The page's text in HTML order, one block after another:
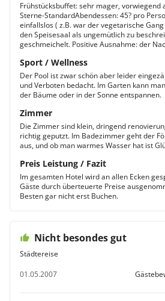
Frühstücksbuffet: sehr mager, vorwiegend
Sterne-StandardAbendessen: 45? pro
einfallslos ( z.B. war der vegetarische
den Speisesaal als ungemütlich zu
geschmeichelt. Positive Ausnahme: der
Sport / Wellness
Der Pool ist zwar schön aber leider
und Verboten bedacht. Im Garten kann
der Bäume oder in der Sonne entspannen.
Zimmer
Die Zimmer sind klein, dringend
richtig geputzt. Im Badezimmer geht der
aus, und ob man warmes Wasser hat ist
Preis Leistung / Fazit
Im gesamten Hotel wird an allen Ecken
Gäste durch überteuerte Preise
Besten gar nicht erst Buchen.
Nicht besondes gut
Städtereise
01.05.2007